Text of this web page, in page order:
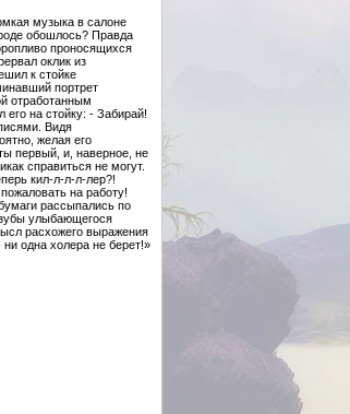
музыка в салоне
обошлось? Правда
проносящихся
оклик из
к стойке
портрет
отработанным
на стойку: - Забирай!
Видя
желая его
первый, и, наверное, не
справиться не могут.
кил-л-л-л-лер?!
на работу!
рассыпались по
улыбающегося
расхожего выражения
одна холера не берет!»